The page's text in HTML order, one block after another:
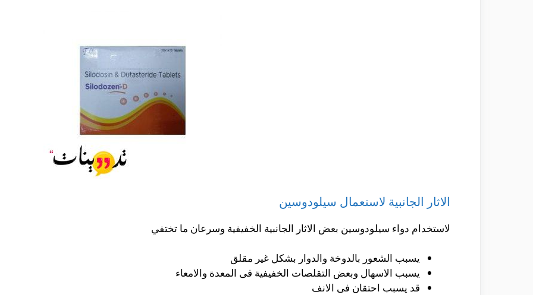
الاثار الجانبية لاستعمال سيلودوسين
لاستخدام دواء سيلودوسين بعض الاثار الجانبية الخفيفية وسرعان ما تختفي
يسبب الشعور بالدوخة والدوار بشكل غير مقلق
يسبب الاسهال وبعض التقلصات الخفيفية فى المعدة والامعاء
قد يسبب احتقان فى الانف